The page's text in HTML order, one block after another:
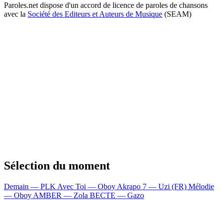
Paroles.net dispose d'un accord de licence de paroles de chansons
avec la Société des Editeurs et Auteurs de Musique (SEAM)
Sélection du moment
Demain — PLK Avec Toi — Oboy Akrapo 7 — Uzi (FR) Mélodie
— Oboy AMBER — Zola BECTE — Gazo